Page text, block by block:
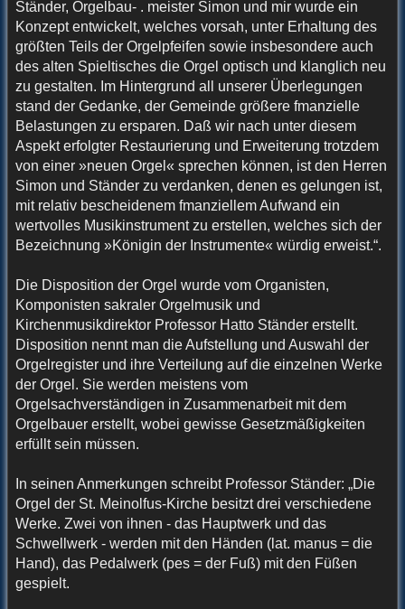
Ständer, Orgelbau- . meister Simon und mir wurde ein
Konzept entwickelt, welches vorsah, unter Erhaltung des
größten Teils der Orgelpfeifen sowie insbesondere auch
des alten Spieltisches die Orgel optisch und klanglich neu
zu gestalten. Im Hintergrund all unserer Überlegungen
stand der Gedanke, der Gemeinde größere fmanzielle
Belastungen zu ersparen. Daß wir nach unter diesem
Aspekt erfolgter Restaurierung und Erweiterung trotzdem
von einer »neuen Orgel« sprechen können, ist den Herren
Simon und Ständer zu verdanken, denen es gelungen ist,
mit relativ bescheidenem fmanziellem Aufwand ein
wertvolles Musikinstrument zu erstellen, welches sich der
Bezeichnung »Königin der Instrumente« würdig erweist.“.
Die Disposition der Orgel wurde vom Organisten,
Komponisten sakraler Orgelmusik und
Kirchenmusikdirektor Professor Hatto Ständer erstellt.
Disposition nennt man die Aufstellung und Auswahl der
Orgelregister und ihre Verteilung auf die einzelnen Werke
der Orgel. Sie werden meistens vom
Orgelsachverständigen in Zusammenarbeit mit dem
Orgelbauer erstellt, wobei gewisse Gesetzmäßigkeiten
erfüllt sein müssen.
In seinen Anmerkungen schreibt Professor Ständer: „Die
Orgel der St. Meinolfus-Kirche besitzt drei verschiedene
Werke. Zwei von ihnen - das Hauptwerk und das
Schwellwerk - werden mit den Händen (lat. manus = die
Hand), das Pedalwerk (pes = der Fuß) mit den Füßen
gespielt.